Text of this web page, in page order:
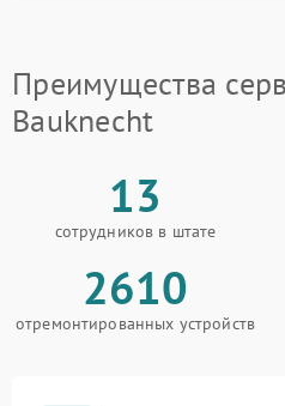
Преимущества
Bauknecht
13
сотрудников в штате
2610
отремонтированных устройств